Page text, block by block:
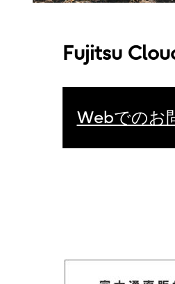
Fujitsu
Webでのお